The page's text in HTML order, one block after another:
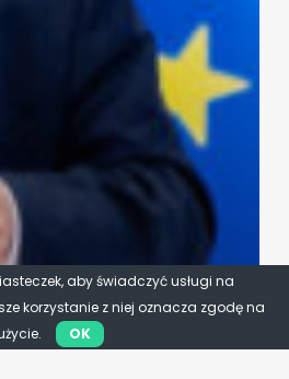
aby świadczyć usługi na
korzystanie z niej oznacza zgodę na
OK